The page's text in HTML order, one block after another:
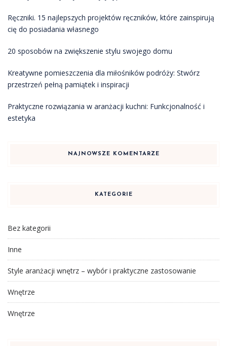
Ręczniki. 15 najlepszych projektów ręczników, które zainspirują
cię do posiadania własnego
20 sposobów na zwiększenie stylu swojego domu
Kreatywne pomieszczenia dla miłośników podróży: Stwórz
przestrzeń pełną pamiątek i inspiracji
Praktyczne rozwiązania w aranżacji kuchni: Funkcjonalność i
estetyka
NAJNOWSZE KOMENTARZE
KATEGORIE
Bez kategorii
Inne
Style aranżacji wnętrz – wybór i praktyczne zastosowanie
Wnętrze
Wnętrze